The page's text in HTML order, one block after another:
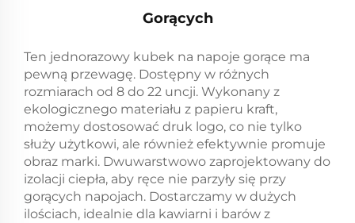
Gorących
Ten jednorazowy kubek na napoje gorące ma
pewną przewagę. Dostępny w różnych
rozmiarach od 8 do 22 uncji. Wykonany z
ekologicznego materiału z papieru kraft,
możemy dostosować druk logo, co nie tylko
służy użytkowi, ale również efektywnie promuje
obraz marki. Dwuwarstwowo zaprojektowany do
izolacji ciepła, aby ręce nie parzyły się przy
gorących napojach. Dostarczamy w dużych
ilościach, idealnie dla kawiarni i barów z